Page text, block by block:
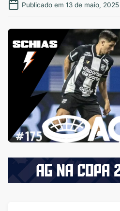
Publicado em 13 de maio, 2025